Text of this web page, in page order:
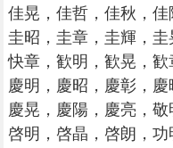
佳晃，佳哲，佳秋，佳
圭昭，圭章，圭輝，圭
快章，歓明，歓晃，歓
慶明，慶昭，慶彰，慶
慶晃，慶陽，慶亮，敬
啓明，啓晶，啓朗，功